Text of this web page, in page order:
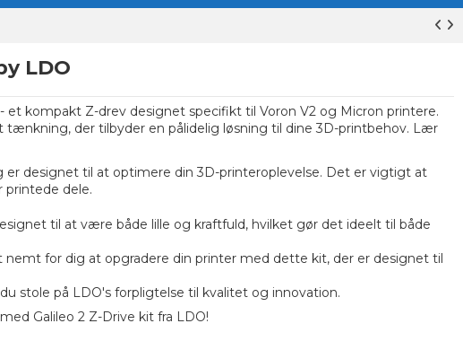
LDO
et kompakt Z-drev designet specifikt til Voron V2 og Micron printere.
tænkning, der tilbyder en pålidelig løsning til dine 3D-printbehov. Lær
designet til at optimere din 3D-printeroplevelse. Det er vigtigt at
dele.
til at være både lille og kraftfuld, hvilket gør det ideelt til både
for dig at opgradere din printer med dette kit, der er designet til
stole på LDO's forpligtelse til kvalitet og innovation.
Galileo 2 Z-Drive kit fra LDO!